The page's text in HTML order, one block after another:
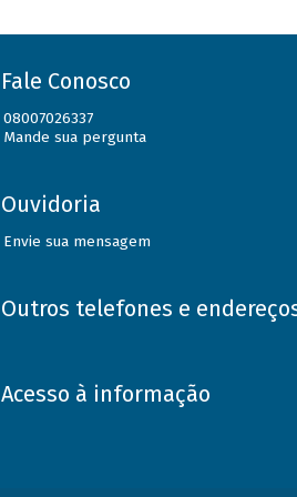
Fale Conosco
08007026337
Mande sua pergunta
Ouvidoria
Envie sua mensagem
Outros telefones e
Acesso à informação